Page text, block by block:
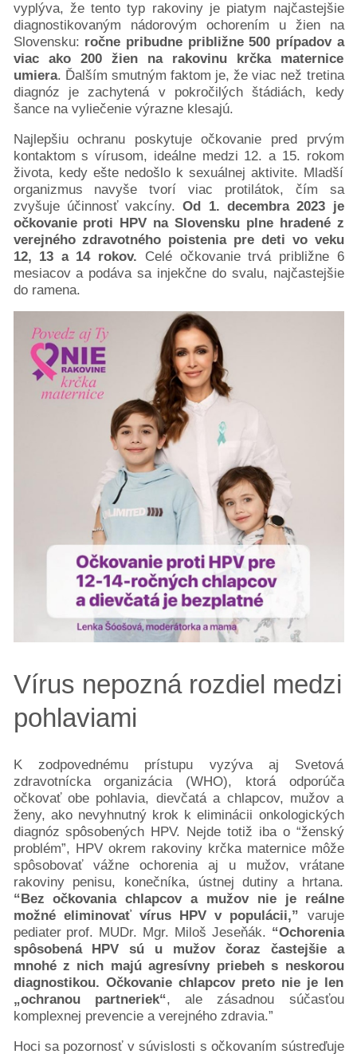
vyplýva, že tento typ rakoviny je piatym najčastejšie
diagnostikovaným nádorovým ochorením u žien na
Slovensku: ročne pribudne približne 500 prípadov a
viac ako 200 žien na rakovinu krčka maternice
umiera. Ďalším smutným faktom je, že viac než tretina
diagnóz je zachytená v pokročilých štádiách, kedy
šance na vyliečenie výrazne klesajú.
Najlepšiu ochranu poskytuje očkovanie pred prvým
kontaktom s vírusom, ideálne medzi 12. a 15. rokom
života, kedy ešte nedošlo k sexuálnej aktivite. Mladší
organizmus navyše tvorí viac protilátok, čím sa
zvyšuje účinnosť vakcíny.Od 1. decembra 2023 je
očkovanie proti HPV na Slovensku plne hradené z
verejného zdravotného poistenia pre deti vo veku
12, 13 a 14 rokov. Celé očkovanie trvá približne 6
mesiacov a podáva sa injekčne do svalu, najčastejšie
do ramena.
Vírus nepozná rozdiel medzi
pohlaviami
K zodpovednému prístupu vyzýva aj Svetová
zdravotnícka organizácia (WHO), ktorá odporúča
očkovať obe pohlavia, dievčatá a chlapcov, mužov a
ženy, ako nevyhnutný krok k eliminácii onkologických
diagnóz spôsobených HPV. Nejde totiž iba o “ženský
problém”, HPV okrem rakoviny krčka maternice môže
spôsobovať vážne ochorenia aj u mužov, vrátane
rakoviny penisu, konečníka, ústnej dutiny a hrtana.
“Bez očkovania chlapcov a mužov nie je reálne
možné eliminovať vírus HPV v populácii,” varuje
pediater prof. MUDr. Mgr. Miloš Jeseňák. “Ochorenia
spôsobená HPV sú u mužov čoraz častejšie a
mnohé z nich majú agresívny priebeh s neskorou
diagnostikou. Očkovanie chlapcov preto nie je len
„ochranou partneriek“, ale zásadnou súčasťou
komplexnej prevencie a verejného zdravia.”
Hoci sa pozornosť v súvislosti s očkovaním sústreďuje